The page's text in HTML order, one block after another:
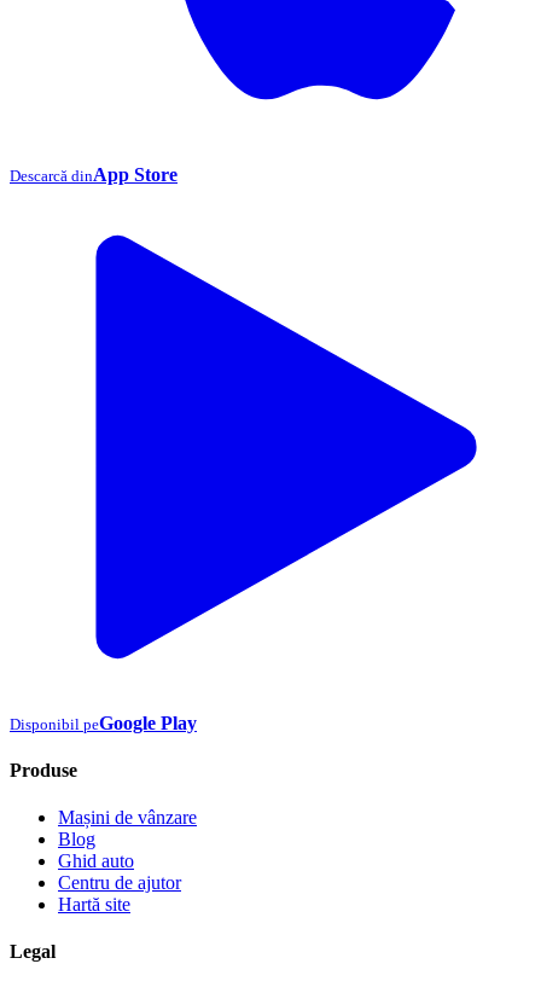
Descarcă dinApp Store
Disponibil peGoogle Play
Produse
Mașini de vânzare
Blog
Ghid auto
Centru de ajutor
Hartă site
Legal